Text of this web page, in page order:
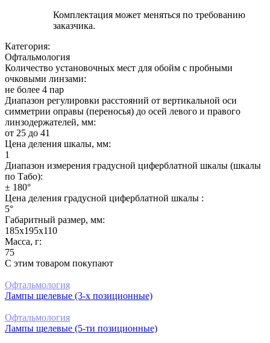
Комплектация может меняться по требованию
заказчика.
Категория:
Офтальмология
Количество установочных мест для обойм с пробными
очковыми линзами:
не более 4 пар
Диапазон регулировки расстояний от вертикальной оси
симметрии оправы (переносья) до осей левого и правого
линзодержателей, мм:
от 25 до 41
Цена деления шкалы, мм:
1
Диапазон измерения градусной циферблатной шкалы (шкалы
по Табо):
± 180°
Цена деления градусной циферблатной шкалы :
5°
Габаритный размер, мм:
185х195х110
Масса, г:
75
С этим товаром покупают
Офтальмология
Лампы щелевые (3-х позиционные)
Офтальмология
Лампы щелевые (5-ти позиционные)